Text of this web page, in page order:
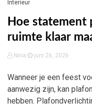
Interieur
Hoe
ruimte klaar
Nina juni 26, 2026
Wanneer je een feest
aanwezig zijn, kan
hebben.